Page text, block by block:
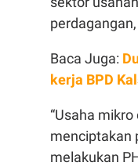
Baca Juga:
kerja BPD
“Usaha
menciptakan
melakukan